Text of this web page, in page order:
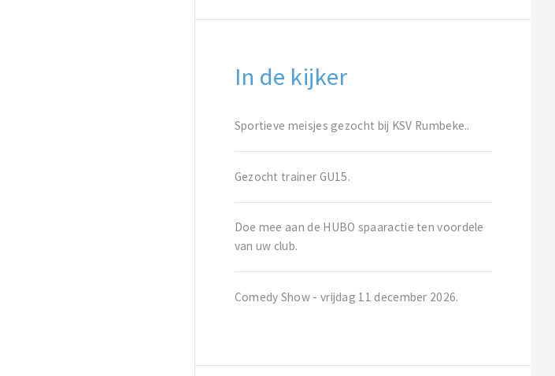
In de kijker
Sportieve meisjes gezocht bij KSV Rumbeke..
Gezocht trainer GU15.
Doe mee aan de HUBO spaaractie ten voordele
van uw club.
Comedy Show - vrijdag 11 december 2026.